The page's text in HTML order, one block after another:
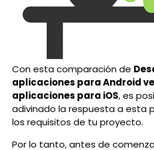
Con esta comparación de
aplicaciones para Android
aplicaciones para iOS, es
adivinado la respuesta a esta
los requisitos de tu proyecto.
Por lo tanto, antes de